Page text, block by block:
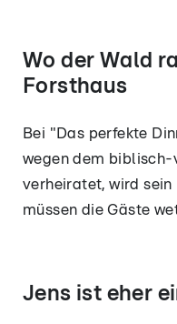
Wo der Wald
Forsthaus
Bei "Das perfekte
wegen dem biblisch-
verheiratet, wird
müssen die Gäste
Jens ist eher